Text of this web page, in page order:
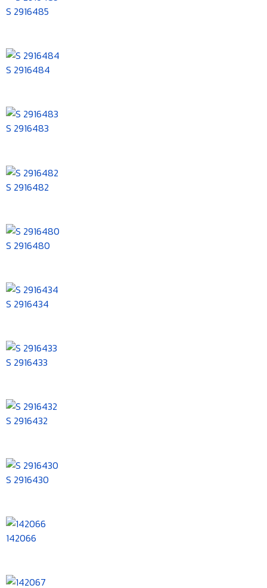
S 2916485
S 2916484
S 2916483
S 2916482
S 2916480
S 2916434
S 2916433
S 2916432
S 2916430
142066